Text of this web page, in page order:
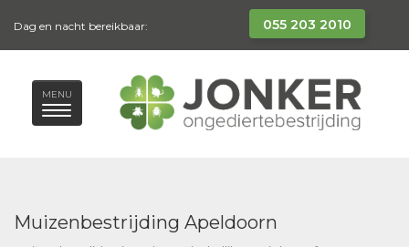
Dag en nacht bereikbaar: 055 203 2010
MENU
Muizenbestrijding Apeldoorn